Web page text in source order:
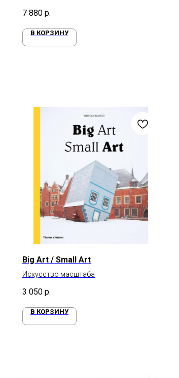
7 880 р.
В КОРЗИНУ
Big Art / Small Art
Искусство масштаба
3 050 р.
В КОРЗИНУ